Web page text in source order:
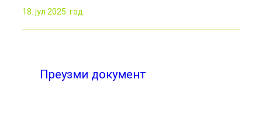
18. јул 2025. год.
Преузми документ